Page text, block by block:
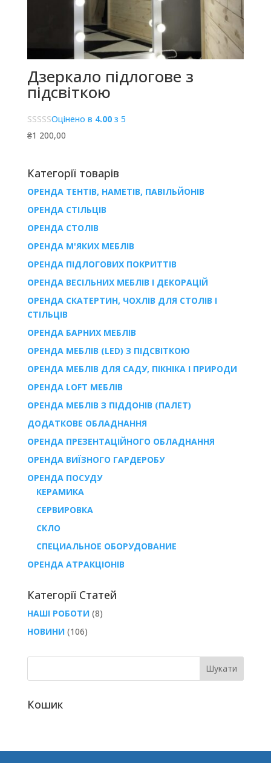
Дзеркало підлогове з
підсвіткою
Оцінено в 4.00з 5
₴1 200,00
Категорії товарів
ОРЕНДА ТЕНТІВ, НАМЕТІВ, ПАВІЛЬЙОНІВ
ОРЕНДА СТІЛЬЦІВ
ОРЕНДА СТОЛІВ
ОРЕНДА М'ЯКИХ МЕБЛІВ
ОРЕНДА ПІДЛОГОВИХ ПОКРИТТІВ
ОРЕНДА ВЕСІЛЬНИХ МЕБЛІВ І ДЕКОРАЦІЙ
ОРЕНДА СКАТЕРТИН, ЧОХЛІВ ДЛЯ СТОЛІВ І
СТІЛЬЦІВ
ОРЕНДА БАРНИХ МЕБЛІВ
ОРЕНДА МЕБЛІВ (LED) З ПІДСВІТКОЮ
ОРЕНДА МЕБЛІВ ДЛЯ САДУ, ПІКНІКА І ПРИРОДИ
ОРЕНДА LOFT МЕБЛІВ
ОРЕНДА МЕБЛІВ З ПІДДОНІВ (ПАЛЕТ)
ДОДАТКОВЕ ОБЛАДНАННЯ
ОРЕНДА ПРЕЗЕНТАЦІЙНОГО ОБЛАДНАННЯ
ОРЕНДА ВИЇЗНОГО ГАРДЕРОБУ
ОРЕНДА ПОСУДУ
КЕРАМИКА
СЕРВИРОВКА
СКЛО
СПЕЦИАЛЬНОЕ ОБОРУДОВАНИЕ
ОРЕНДА АТРАКЦІОНІВ
Категорії Статей
НАШІ РОБОТИ(8)
НОВИНИ(106)
Кошик